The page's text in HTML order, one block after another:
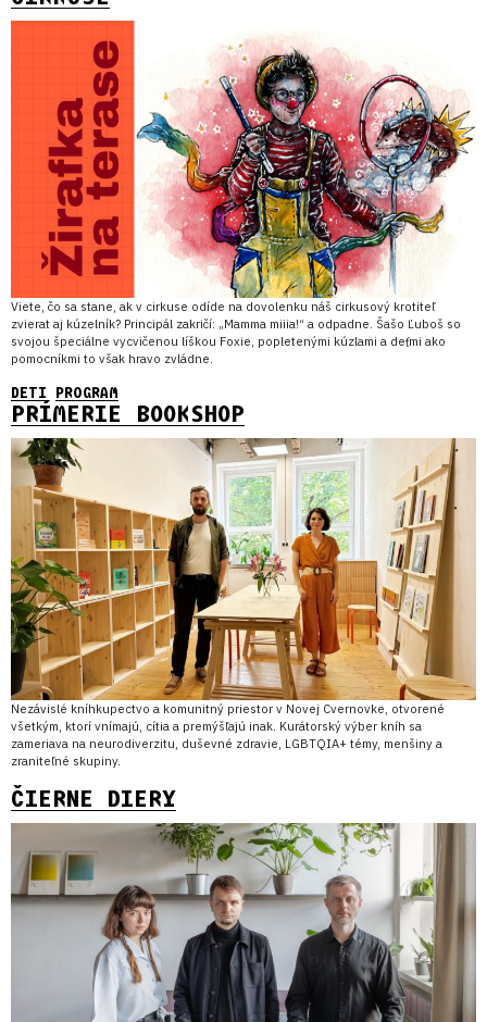
Viete, čo sa stane, ak v cirkuse odíde na dovolenku náš cirkusový krotiteľ
zvierat aj kúzelník? Principál zakričí: „Mamma miiia!“ a odpadne. Šašo Ľuboš so
svojou špeciálne vycvičenou líškou Foxie, popletenými kúzlami a deťmi ako
pomocníkmi to však hravo zvládne.
DETI PROGRAM
PRÍMERIE BOOKSHOP
Nezávislé kníhkupectvo a komunitný priestor v Novej Cvernovke, otvorené
všetkým, ktorí vnímajú, cítia a premýšľajú inak. Kurátorský výber kníh sa
zameriava na neurodiverzitu, duševné zdravie, LGBTQIA+ témy, menšiny a
zraniteľné skupiny.
ČIERNE DIERY